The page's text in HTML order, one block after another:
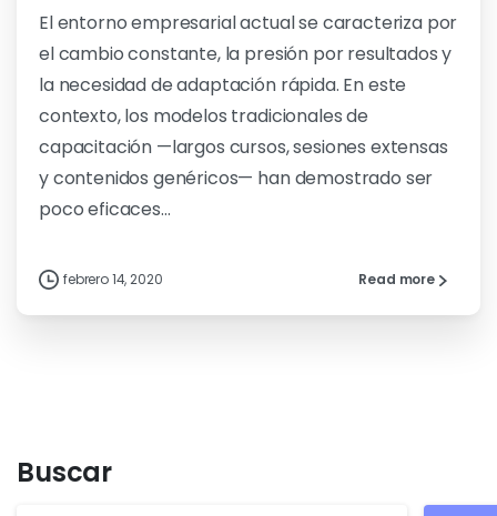
El entorno empresarial actual se caracteriza por
el cambio constante, la presión por resultados y
la necesidad de adaptación rápida. En este
contexto, los modelos tradicionales de
capacitación —largos cursos, sesiones extensas
y contenidos genéricos— han demostrado ser
poco eficaces...
febrero 14, 2020 Read more
Buscar